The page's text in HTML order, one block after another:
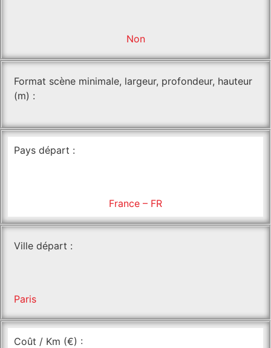
Non
Format scène minimale, largeur, profondeur, hauteur
(m) :
Pays départ :
France – FR
Ville départ :
Paris
Coût / Km (€) :